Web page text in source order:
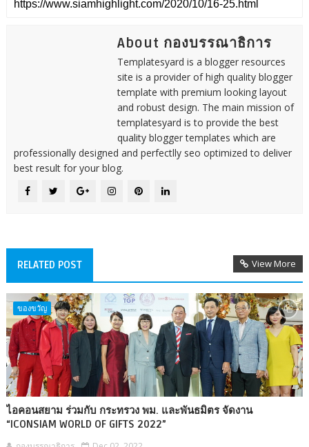
About กองบรรณาธิการ
Templatesyard is a blogger resources
site is a provider of high quality blogger
template with premium looking layout
and robust design. The main mission of
templatesyard is to provide the best
quality blogger templates which are
professionally designed and perfectlly seo optimized to deliver
best result for your blog.
RELATED POST View More
ของขวัญ
ไอคอนสยาม ร่วมกับ กระทรวง พม. และพันธมิตร จัดงาน
“ICONSIAM WORLD OF GIFTS 2022”